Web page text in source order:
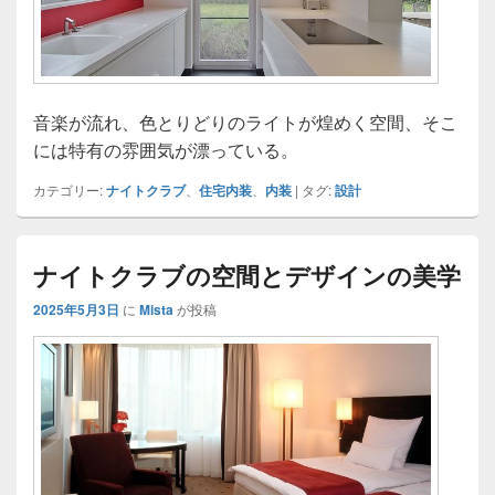
音楽が流れ、色とりどりのライトが煌めく空間、そこ
には特有の雰囲気が漂っている。
カテゴリー:ナイトクラブ、 住宅内装 内装 | タグ:設計
ナイトクラブの空間とデザインの美学
2025年5月3日 に Mistaが投稿